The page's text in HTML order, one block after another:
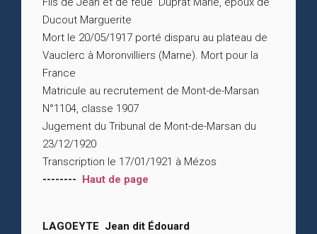
Ducout Marguerite
Mort le 20/05/1917 porté disparu au plateau de
Vauclerc à Moronvilliers (Marne). Mort pour la
France
Matricule au recrutement de Mont-de-Marsan
N°1104, classe 1907
Jugement du Tribunal de Mont-de-Marsan du
23/12/1920
Transcription le 17/01/1921 à Mézos
-------- Haut de page
LAGOEYTE Jean dit Édouard